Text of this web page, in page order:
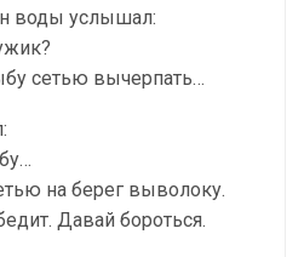
воды услышал:
сетью вычерпать…
на берег выволоку.
Давай бороться.